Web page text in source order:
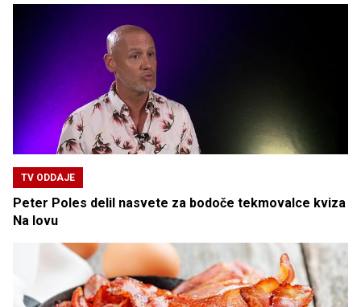
TV ODDAJE
Peter Poles delil nasvete za bodoče tekmovalce kviza
Na lovu